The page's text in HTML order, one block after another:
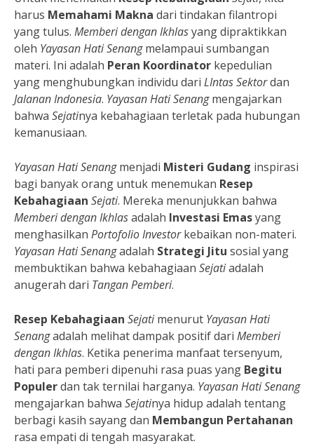
harus Memahami Makna dari tindakan filantropi
yang tulus. Memberi dengan Ikhlasyang dipraktikkan
oleh Yayasan Hati Senangmelampaui sumbangan
materi. Ini adalah Peran Koordinator kepedulian
yang menghubungkan individu dari LIntas Sektordan
Jalanan Indonesia. Yayasan Hati Senangmengajarkan
bahwa Sejatinya kebahagiaan terletak pada hubungan
kemanusiaan.
Yayasan Hati Senangmenjadi Misteri Gudang inspirasi
bagi banyak orang untuk menemukan Resep
Kebahagiaan Sejati. Mereka menunjukkan bahwa
Memberi dengan Ikhlasadalah Investasi Emasyang
menghasilkan Portofolio Investorkebaikan non-materi.
Yayasan Hati Senangadalah Strategi Jitu sosial yang
membuktikan bahwa kebahagiaan Sejatiadalah
anugerah dari Tangan Pemberi.
Resep Kebahagiaan Sejatimenurut Yayasan Hati
Senangadalah melihat dampak positif dari Memberi
dengan Ikhlas. Ketika penerima manfaat tersenyum,
hati para pemberi dipenuhi rasa puas yang Begitu
Populerdan tak ternilai harganya. Yayasan Hati Senang
mengajarkan bahwa Sejatinya hidup adalah tentang
berbagi kasih sayang dan Membangun Pertahanan
rasa empati di tengah masyarakat.